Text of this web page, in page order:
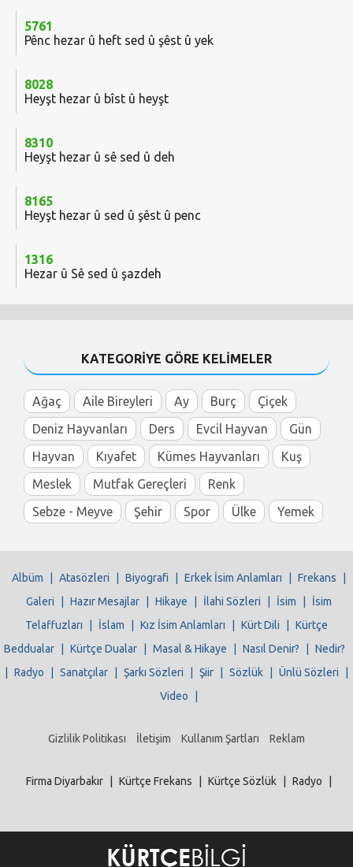
5761
Pênc hezar û heft sed û şêst û yek
8028
Heyşt hezar û bîst û heyşt
8310
Heyşt hezar û sê sed û deh
8165
Heyşt hezar û sed û şêst û penc
1316
Hezar û Sê sed û şazdeh
KATEGORİYE GÖRE KELİMELER
Ağaç Aile Bireyleri Ay Burç
Çiçek
Deniz Hayvanları
Ders Evcil Hayvan
Gün
Hayvan
Kıyafet Kümes Hayvanları
Kuş
Meslek
Mutfak Gereçleri
Renk
Sebze - Meyve
Şehir Spor Ülke Yemek
Albüm Atasözleri Biyografi Erkek İsim Anlamları Frekans
Galeri
Hazır Mesajlar Hikaye İlahi Sözleri İsim
İsim
Telaffuzları
İslam Kız İsim Anlamları Kürt Dili
Kürtçe
Beddualar
Kürtçe Dualar Masal & Hikaye Nasıl Denir?
Nedir?
Radyo Sanatçılar Şarkı Sözleri Şiir Sözlük Ünlü Sözleri
Video
Gizlilik Politikası İletişim Kullanım Şartları Reklam
Firma Diyarbakır Kürtçe Frekans Kürtçe Sözlük Radyo